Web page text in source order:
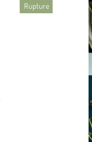
Rupture